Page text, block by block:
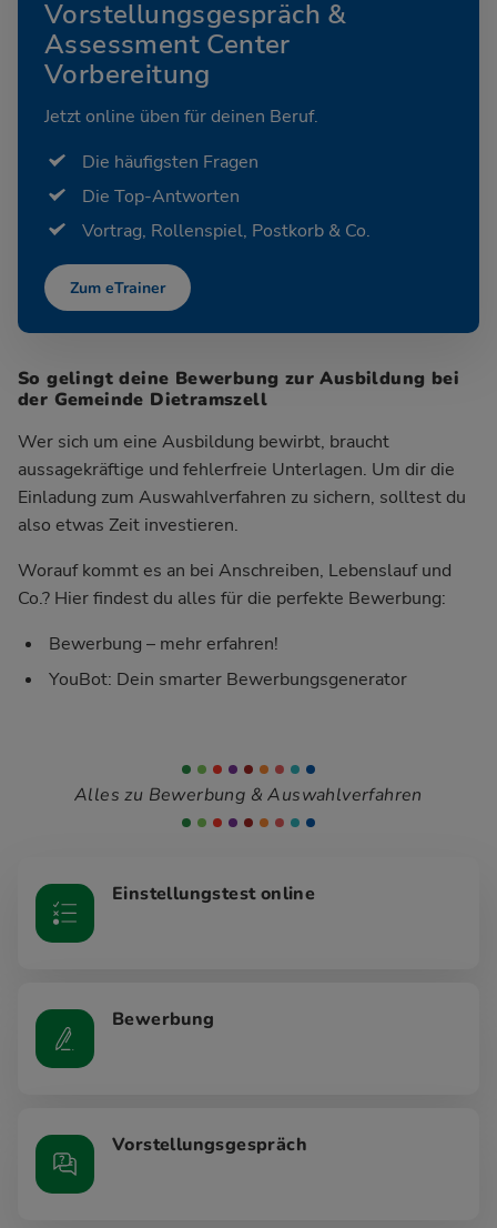
Vorstellungsgespräch &
Assessment Center
Vorbereitung
Jetzt online üben für deinen Beruf.
Die häufigsten Fragen
Die Top-Antworten
Vortrag, Rollenspiel, Postkorb & Co.
Zum eTrainer
So gelingt deine Bewerbung zur Ausbildung bei
der Gemeinde Dietramszell
Wer sich um eine Ausbildung bewirbt, braucht
aussagekräftige und fehlerfreie Unterlagen. Um dir die
Einladung zum Auswahlverfahren zu sichern, solltest du
also etwas Zeit investieren.
Worauf kommt es an bei Anschreiben, Lebenslauf und
Co.? Hier findest du alles für die perfekte Bewerbung:
Bewerbung – mehr erfahren!
YouBot: Dein smarter Bewerbungsgenerator
Alles zu Bewerbung & Auswahlverfahren
Einstellungstest online
Bewerbung
Vorstellungsgespräch